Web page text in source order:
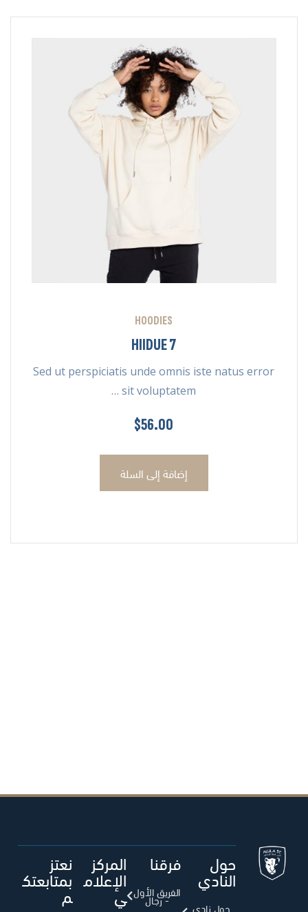
HOODIES
HIIDUE 7
Sed ut perspiciatis unde omnis iste natus error
sit voluptatem …
$56.00
إضافة إلى السلة
حول
النادي
حول نادي
فرقنا
الفريق الأول
- رجال
المركز
الإعلام
ي
نعتز
بمتابعتك